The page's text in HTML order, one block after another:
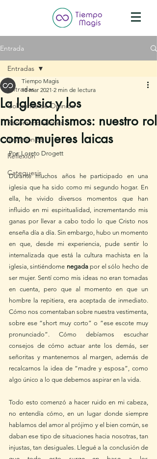
Entrada
Entradas
Columnas de Opinión
Recomendaciones
Testimonios
Reflexión
Catequesis
Entradas
La Iglesia y los
micromachismos: nuestro rol
como mujeres laicas
Tiempo Magis
18 mar 2021 2 min de lectura
Por: Loreto Drogett
Durante muchos años he participado en una
iglesia que ha sido como mi segundo hogar. En
ella, he vivido diversos momentos que han
influido en mi espiritualidad, incrementando mis
ganas por llevar a cabo todo lo que Cristo nos
enseña día a día. Sin embargo, hubo un momento
en que, desde mi experiencia, pude sentir lo
internalizada que está la cultura machista en la
iglesia, sintiéndome negada por el sólo hecho de
ser mujer. Sentí como mis ideas no eran tomadas
en cuenta, pero que al momento en que un
hombre la repitiera, era aceptada de inmediato.
Cómo nos comentaban sobre nuestra vestimenta,
sobre ese “short muy corto” o “ese escote muy
pronunciado”. Cómo debíamos escuchar
consejos de cómo actuar ante los demás, ser
señoritas y mantenernos al margen, además de
recalcarnos la idea de “madre y esposa”, como
algo único a lo que debemos aspirar en la vida.
Todo esto comenzó a hacer ruido en mi cabeza,
no entendía cómo, en un lugar donde siempre
hablamos del amor al prójimo y el bien común, se
daban ese tipo de situaciones hacia nosotras, tan
injustas, tan desiguales. Llegué a la conclusión de